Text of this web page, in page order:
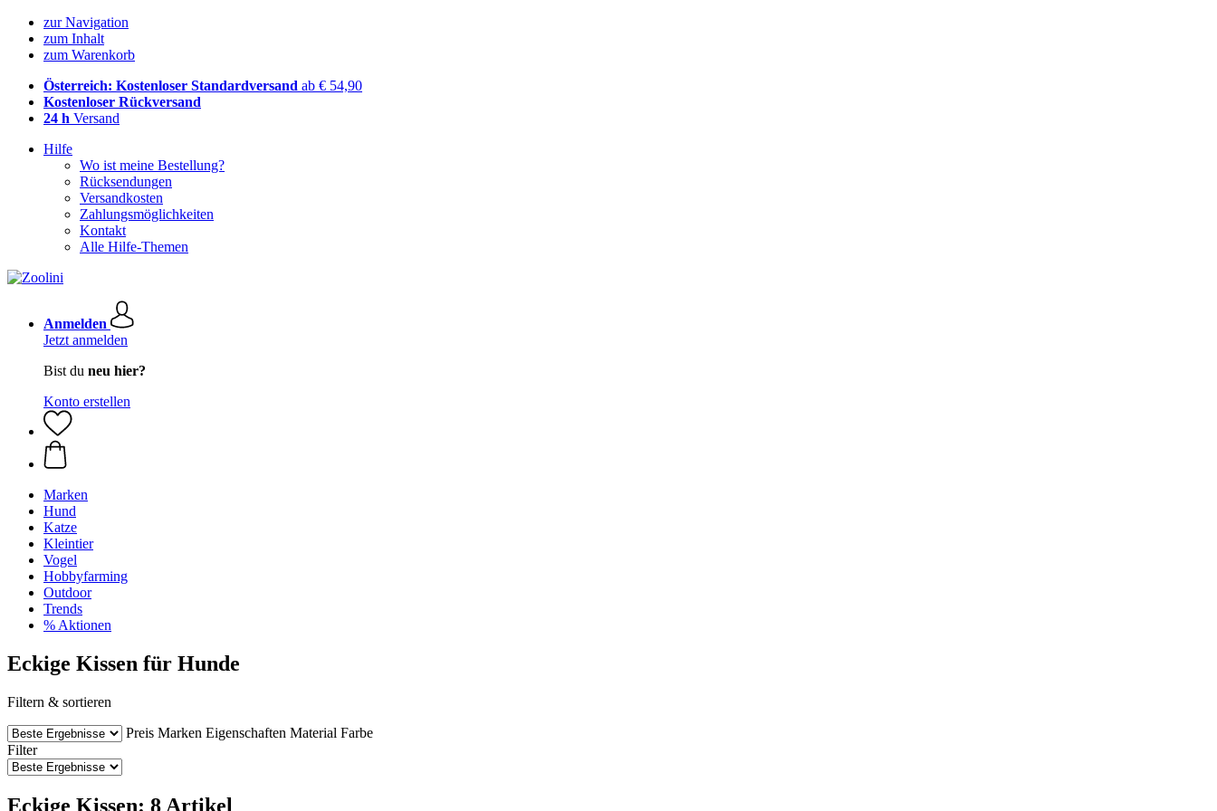
zur Navigation
zum Inhalt
zum Warenkorb
Österreich: Kostenloser Standardversand ab € 54,90
Kostenloser Rückversand
24 h Versand
Hilfe
Wo ist meine Bestellung?
Rücksendungen
Versandkosten
Zahlungsmöglichkeiten
Kontakt
Alle Hilfe-Themen
Anmelden
Jetzt anmelden
Bist du neu hier?
Konto erstellen
Marken
Hund
Katze
Kleintier
Vogel
Hobbyfarming
Outdoor
Trends
% Aktionen
Eckige Kissen für Hunde
Filtern & sortieren
Preis Marken Eigenschaften Material Farbe
Filter
Eckige Kissen: 8 Artikel